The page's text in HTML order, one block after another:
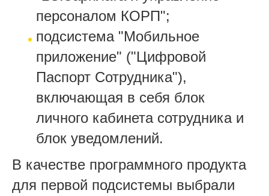
персоналом КОРП";
подсистема "Мобильное
приложение" ("Цифровой
Паспорт Сотрудника"),
включающая в себя блок
личного кабинета сотрудника и
блок уведомлений.
В качестве программного продукта
для первой подсистемы выбрали